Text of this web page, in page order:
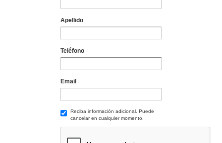
Apellido
Teléfono
Email
Reciba información adicional. Puede
cancelar en cualquier momento.